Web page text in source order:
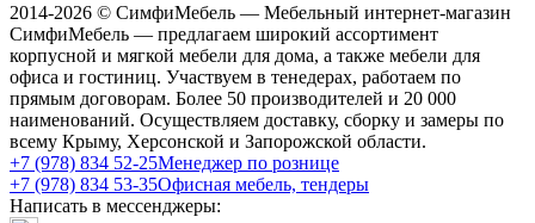
2014-2026 © СимфиМебель — Мебельный интернет-магазин
СимфиМебель — предлагаем широкий ассортимент
корпусной и мягкой мебели для дома, а также мебели для
офиса и гостиниц. Участвуем в тенедерах, работаем по
прямым договорам. Более 50 производителей и 20 000
наименований. Осуществляем доставку, сборку и замеры по
всему Крыму, Херсонской и Запорожской области.
+7 (978) 834 52-25Менеджер по рознице
+7 (978) 834 53-35Офисная мебель, тендеры
Написать в мессенджеры: